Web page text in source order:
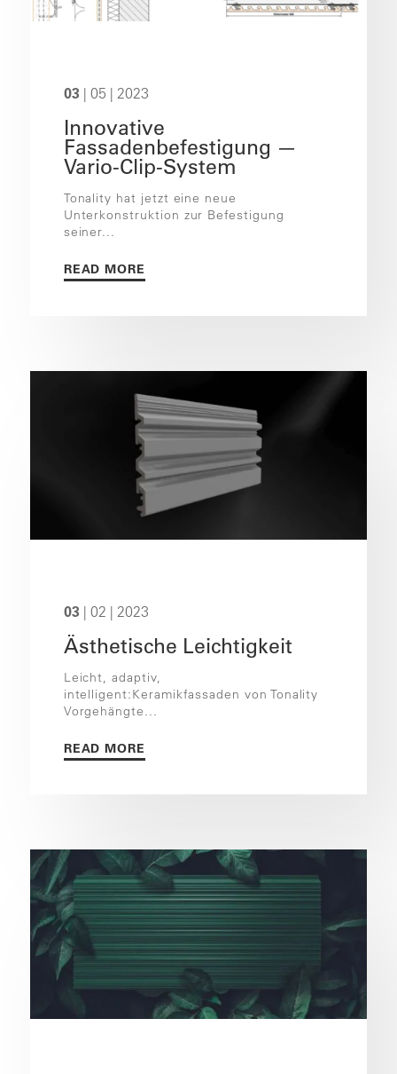
03 | 05 | 2023
Innovative
Fassadenbefestigung —
Vario-Clip-System
Tonality hat jetzt eine neue
Unterkonstruktion zur Befestigung
seiner...
READ MORE
03 | 02 | 2023
Ästhetische Leichtigkeit
Leicht, adaptiv,
intelligent:Keramikfassaden von Tonality
Vorgehängte...
READ MORE